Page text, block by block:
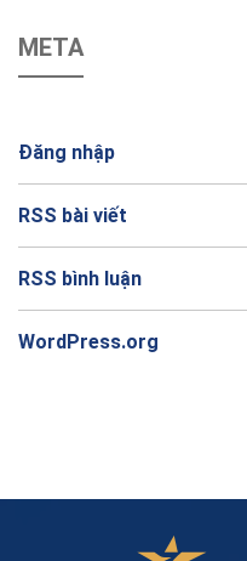
META
Đăng nhập
RSS bài viết
RSS bình luận
WordPress.org